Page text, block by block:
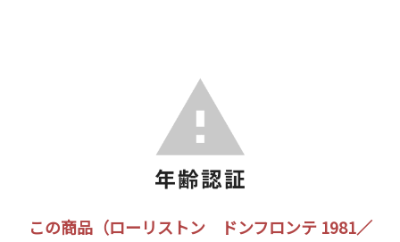
この商品（ローリストン ドンフロンテ 1981／